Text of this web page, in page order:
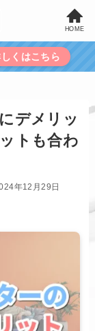
HOME
くはこちら
デメリッ
トも合わ
年12月29日